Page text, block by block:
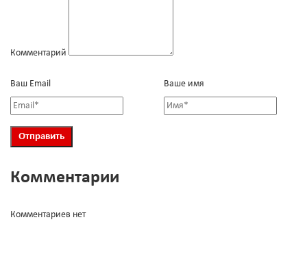
Комментарий
Ваш Email Ваше имя
Комментарии
Комментариев нет